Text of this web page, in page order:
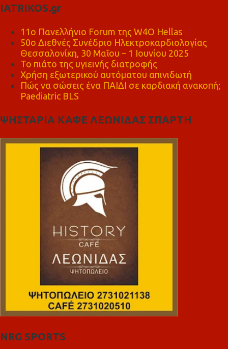
IATRIKOS.gr
11ο Πανελλήνιο Forum της W4O Hellas
50ο Διεθνές Συνέδριο Ηλεκτροκαρδιολογίας
Θεσσαλονίκη, 30 Μαΐου – 1 Ιουνίου 2025
Το πιάτο της υγιεινής διατροφής
Χρήση εξωτερικού αυτόματου απινιδωτή
Πώς να σώσεις ένα ΠΑΙΔΙ σε καρδιακή ανακοπή;
Paediatric BLS
ΨΗΣΤΑΡΙΑ ΚΑΦΕ ΛΕΩΝΙΔΑΣ ΣΠΑΡΤΗ
NRG SPORTS